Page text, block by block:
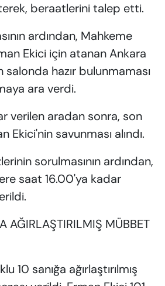
beraatlerini talep etti.
ardından, Mahkeme
Ekici için atanan Ankara
salonda hazır bulunmaması
ara verdi.
verilen aradan sonra, son
Ekici'nin savunması alındı.
sorulmasının ardından,
saat 16.00'ya kadar
AĞIRLAŞTIRILMIŞ MÜBBET
10 sanığa ağırlaştırılmış